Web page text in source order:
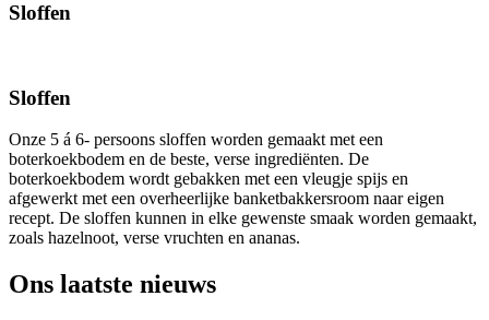
Sloffen
Sloffen
Onze 5 á 6- persoons sloffen worden gemaakt met een
boterkoekbodem en de beste, verse ingrediënten. De
boterkoekbodem wordt gebakken met een vleugje spijs en
afgewerkt met een overheerlijke banketbakkersroom naar eigen
recept. De sloffen kunnen in elke gewenste smaak worden gemaakt,
zoals hazelnoot, verse vruchten en ananas.
Ons laatste nieuws